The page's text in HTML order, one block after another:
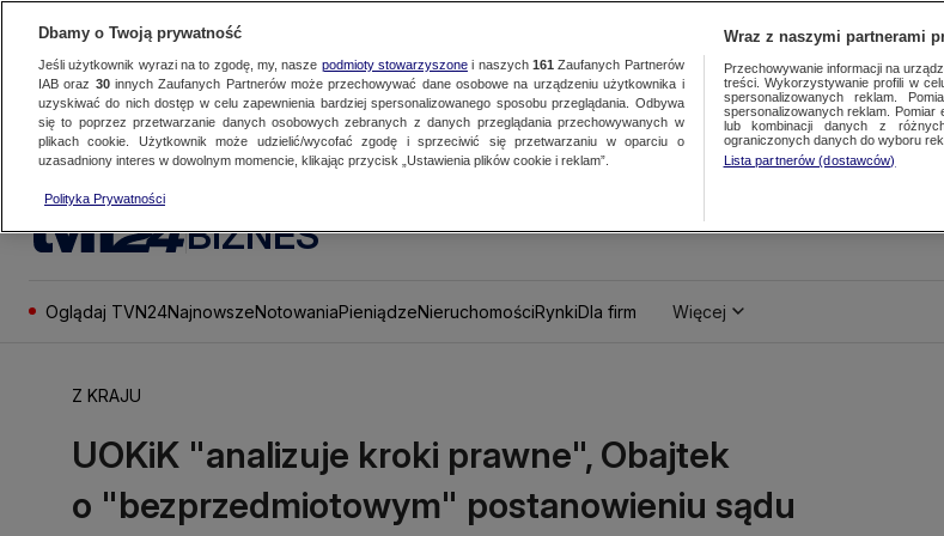
BIZNES
Oglądaj TVN24NajnowszeNotowaniaPieniądzeNieruchomościRynkiDla firm Więcej
Z KRAJU
UOKiK "analizuje kroki prawne", Obajtek
o "bezprzedmiotowym" postanowieniu sądu
Dbamy o Twoją prywatność
Jeśli użytkownik wyrazi na to zgodę, my, nasze podmioty stowarzyszonei naszych 161 Zaufanych Partnerów
IAB oraz 30innych Zaufanych Partnerów może przechowywać dane osobowe na urządzeniu użytkownika i
uzyskiwać do nich dostęp w celu zapewnienia bardziej spersonalizowanego sposobu przeglądania. Odbywa
się to poprzez przetwarzanie danych osobowych zebranych z danych przeglądania przechowywanych w
plikach cookie. Użytkownik może udzielić/wycofać zgodę i sprzeciwić się przetwarzaniu w oparciu o
uzasadniony interes w dowolnym momencie, klikając przycisk „Ustawienia plików cookie i reklam”.
Polityka Prywatności
Wraz z naszymi partnerami
Przechowywanie informacji na
treści. Wykorzystywanie profili w
spersonalizowanych reklam.
spersonalizowanych reklam.
lub kombinacji danych z
ograniczonych danych do wyboru
Lista partnerów (dostawców)